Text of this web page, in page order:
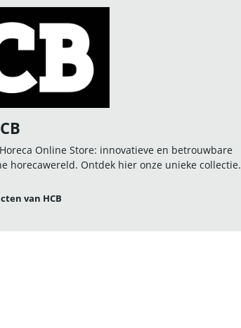
Online Store: innovatieve en betrouwbare
horecawereld. Ontdek hier onze unieke collectie.
van HCB